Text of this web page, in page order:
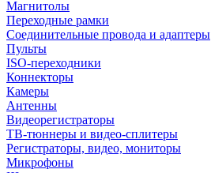
Магнитолы
Переходные рамки
Соединительные провода и адаптеры
Пульты
ISO-переходники
Коннекторы
Камеры
Антенны
Видеорегистраторы
ТВ-тюннеры и видео-сплитеры
Регистраторы, видео, мониторы
Микрофоны